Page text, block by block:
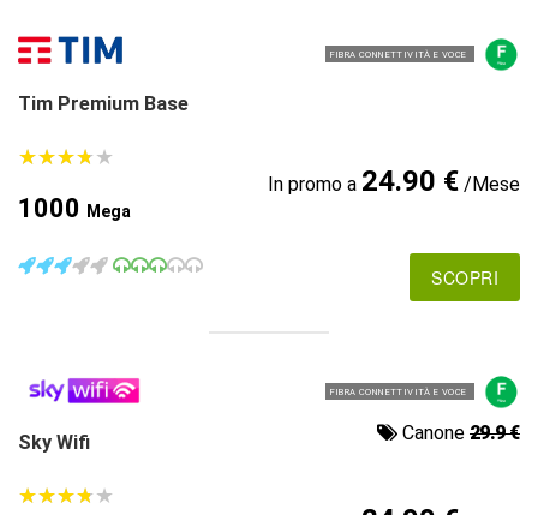
FIBRA CONNETTIVITÀ E VOCE
Tim Premium Base
★★★★★
★★★★★
1000 Mega
In promo a 24.90 €/Mese
SCOPRI
FIBRA CONNETTIVITÀ E VOCE
Sky Wifi Canone 29.9 €
★★★★★
★★★★★